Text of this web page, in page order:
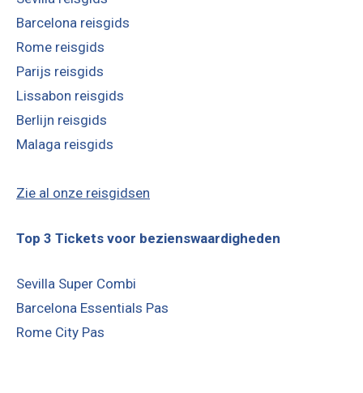
Barcelona reisgids
Rome reisgids
Parijs reisgids
Lissabon reisgids
Berlijn reisgids
Malaga reisgids
Zie al onze reisgidsen
Top 3 Tickets voor bezienswaardigheden
Sevilla Super Combi
Barcelona Essentials Pas
Rome City Pas